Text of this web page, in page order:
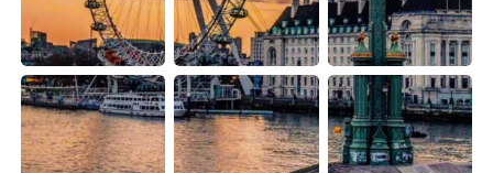
Italiano Tiếng Việt
Português